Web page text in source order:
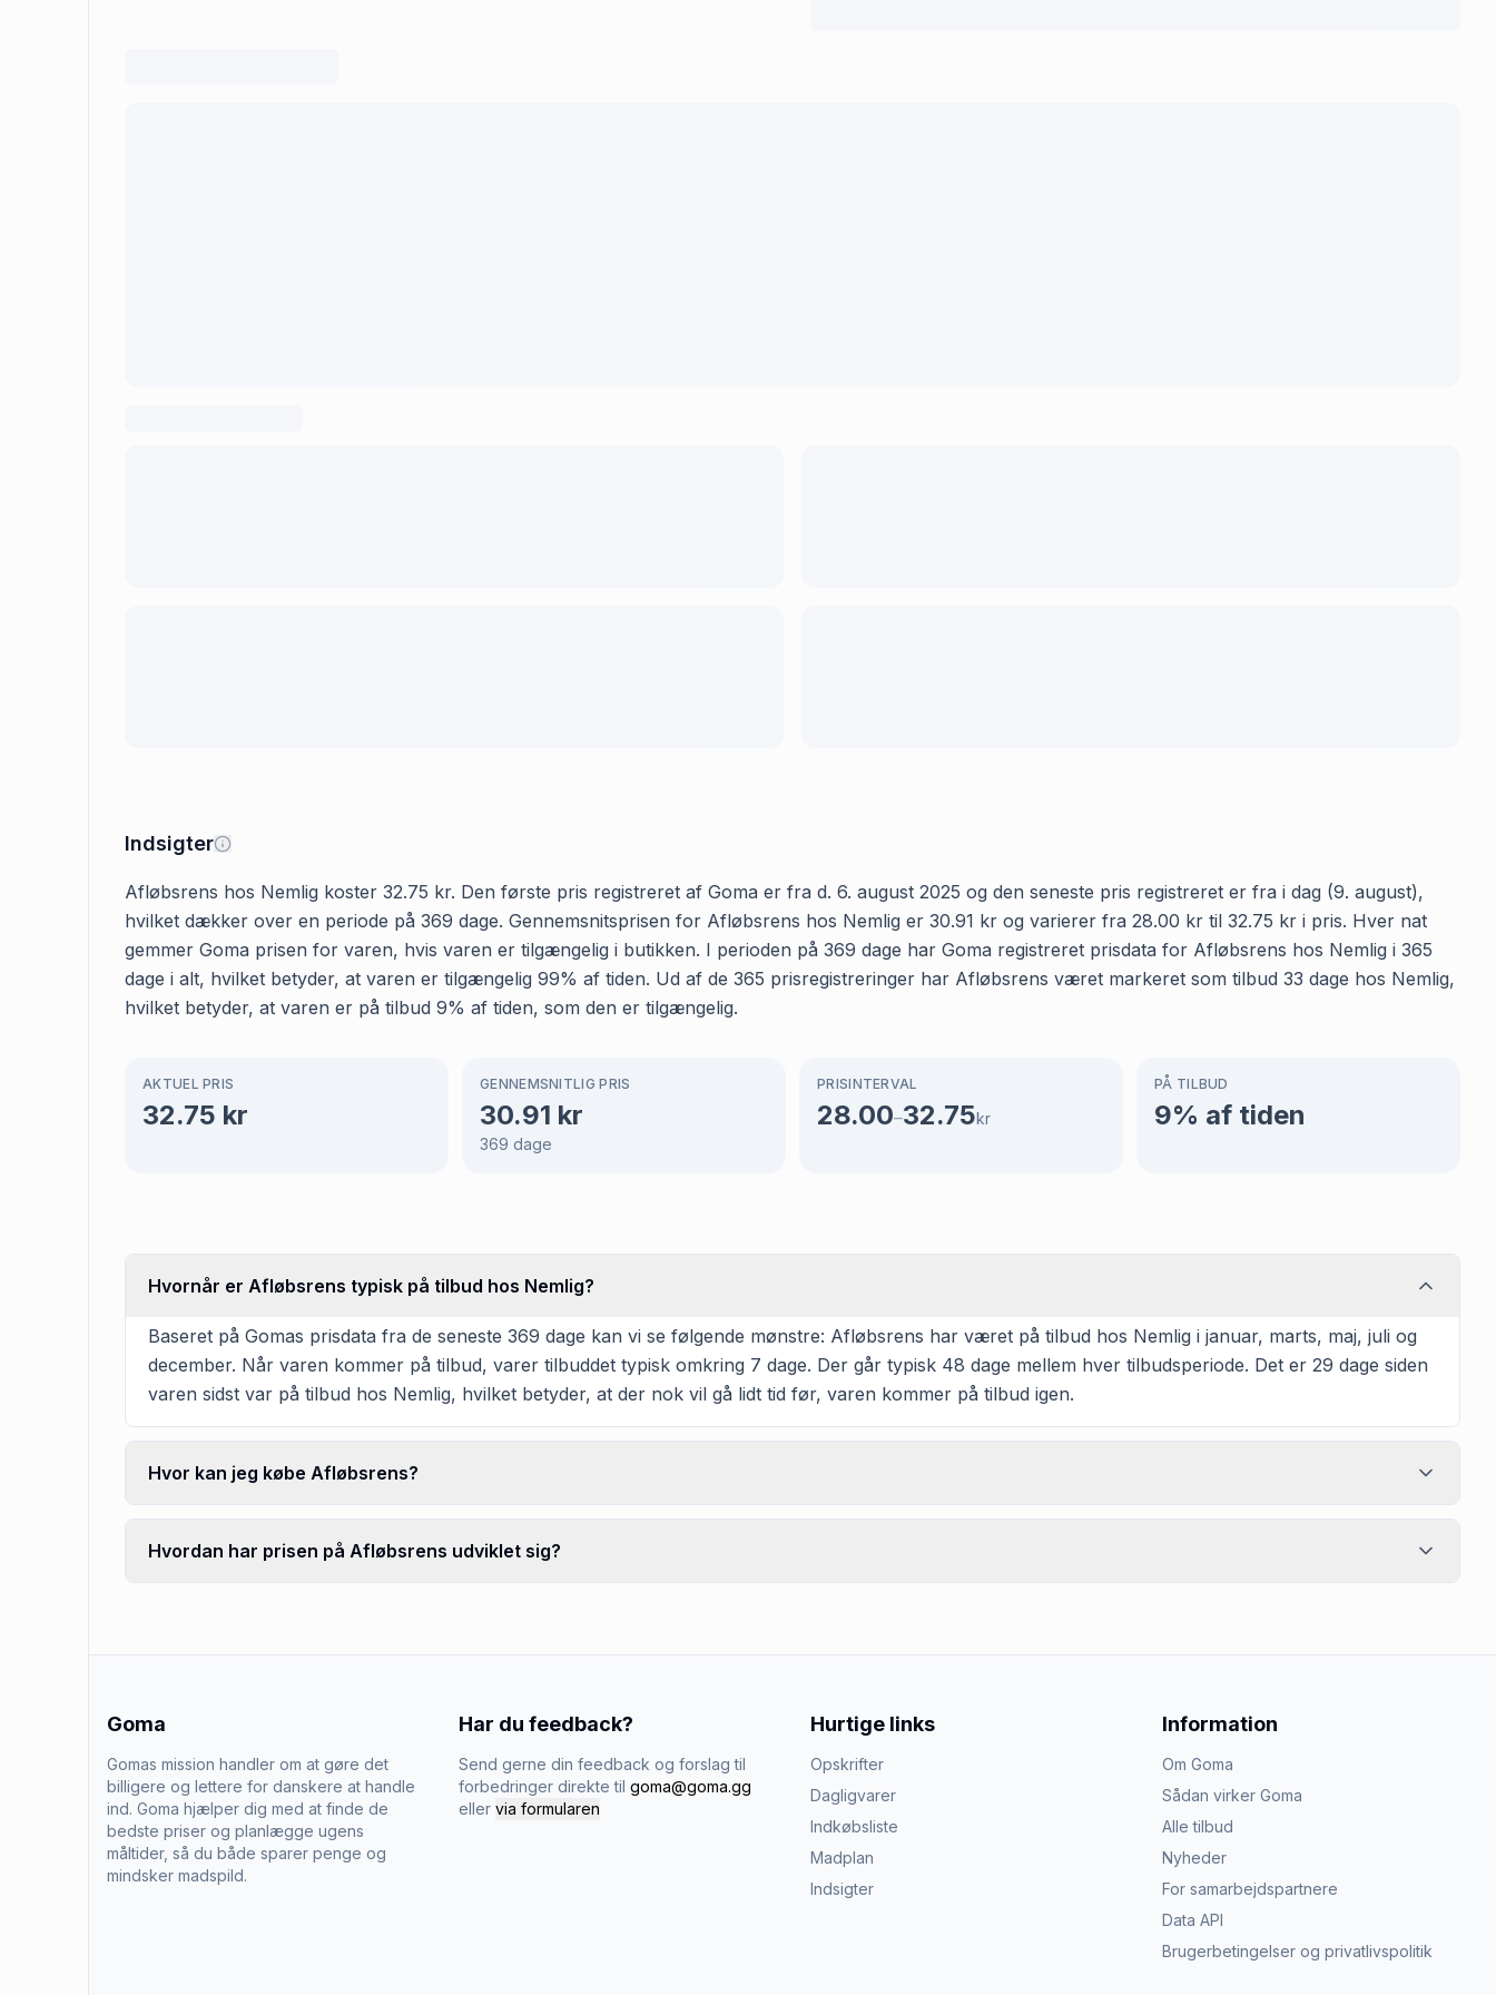
Indsigter
Afløbsrens hos Nemlig koster 32.75 kr. Den første pris registreret af Goma er fra d. 6. august 2025 og den seneste pris registreret er fra i dag (9. august),
hvilket dækker over en periode på 369 dage. Gennemsnitsprisen for Afløbsrens hos Nemlig er 30.91 kr og varierer fra 28.00 kr til 32.75 kr i pris. Hver nat
gemmer Goma prisen for varen, hvis varen er tilgængelig i butikken. I perioden på 369 dage har Goma registreret prisdata for Afløbsrens hos Nemlig i 365
dage i alt, hvilket betyder, at varen er tilgængelig 99% af tiden. Ud af de 365 prisregistreringer har Afløbsrens været markeret som tilbud 33 dage hos Nemlig,
hvilket betyder, at varen er på tilbud 9% af tiden, som den er tilgængelig.
AKTUEL PRIS
32.75 kr
GENNEMSNITLIG PRIS
30.91 kr
369 dage
PRISINTERVAL
28.00–32.75kr
PÅ TILBUD
9% af tiden
Hvornår er Afløbsrens typisk på tilbud hos Nemlig?
Baseret på Gomas prisdata fra de seneste 369 dage kan vi se følgende mønstre: Afløbsrens har været på tilbud hos Nemlig i januar, marts, maj, juli og
december. Når varen kommer på tilbud, varer tilbuddet typisk omkring 7 dage. Der går typisk 48 dage mellem hver tilbudsperiode. Det er 29 dage siden
varen sidst var på tilbud hos Nemlig, hvilket betyder, at der nok vil gå lidt tid før, varen kommer på tilbud igen.
Hvor kan jeg købe Afløbsrens?
Hvordan har prisen på Afløbsrens udviklet sig?
Goma
Gomas mission handler om at gøre det
billigere og lettere for danskere at handle
ind. Goma hjælper dig med at finde de
bedste priser og planlægge ugens
måltider, så du både sparer penge og
mindsker madspild.
Har du feedback?
Send gerne din feedback og forslag til
forbedringer direkte til goma@goma.gg
eller via formularen
Hurtige links
Opskrifter
Dagligvarer
Indkøbsliste
Madplan
Indsigter
Information
Om Goma
Sådan virker Goma
Alle tilbud
Nyheder
For samarbejdspartnere
Data API
Brugerbetingelser og privatlivspolitik